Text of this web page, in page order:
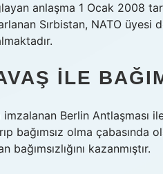
anlaşma 1 Ocak 2008
Sırbistan, NATO üyesi
ILE
imzalanan Berlin Antlaşması
bağımsız olma çabasında
kazanmıştır.